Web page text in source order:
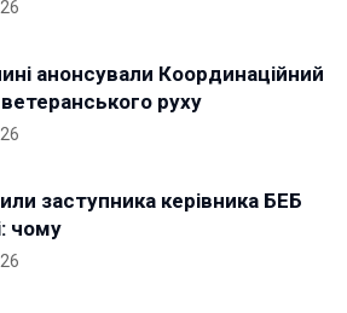
анонсували Координаційний
руху
заступника керівника БЕБ
чому